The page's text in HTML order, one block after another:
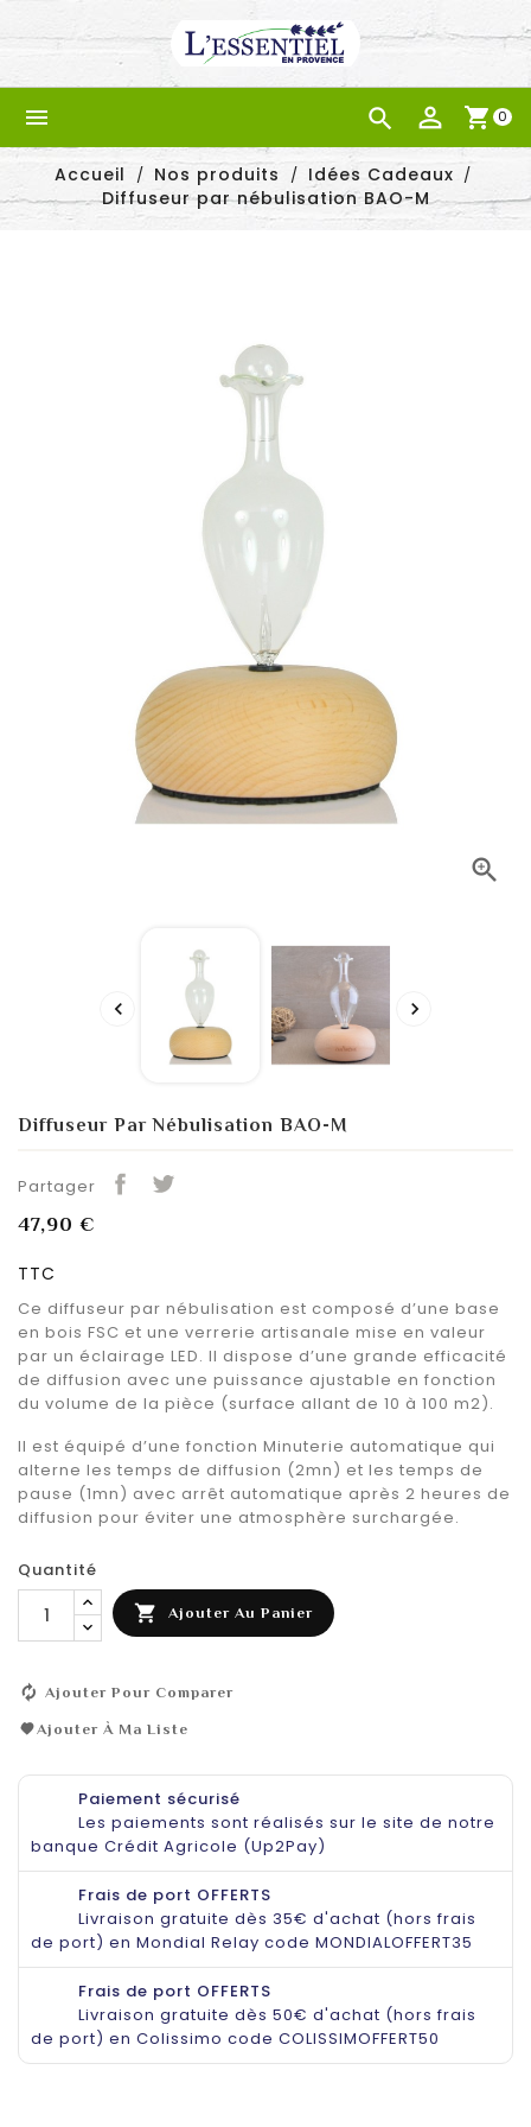
 shopping_cart 0

Accueil Nos produits
Idées Cadeaux
Diffuseur par nébulisation BAO-M

 
Diffuseur Par Nébulisation BAO-M
Partager
47,90 €
TTC
Ce diffuseur par nébulisation est composé d’une base
en bois FSC et une verrerie artisanale mise en valeur
par un éclairage LED. Il dispose d’une grande efficacité
de diffusion avec une puissance ajustable en fonction
du volume de la pièce (surface allant de 10 à 100 m2).
Il est équipé d’une fonction Minuterie automatique qui
alterne les temps de diffusion (2mn) et les temps de
pause (1mn) avec arrêt automatique après 2 heures de
diffusion pour éviter une atmosphère surchargée.
Quantité
 Ajouter Au Panier
Ajouter Pour Comparer
Ajouter À Ma Liste
Paiement sécurisé
Les paiements sont réalisés sur le site de notre
banque Crédit Agricole (Up2Pay)
Frais de port OFFERTS
Livraison gratuite dès 35€ d'achat (hors frais
de port) en Mondial Relay code MONDIALOFFERT35
Frais de port OFFERTS
Livraison gratuite dès 50€ d'achat (hors frais
de port) en Colissimo code COLISSIMOFFERT50